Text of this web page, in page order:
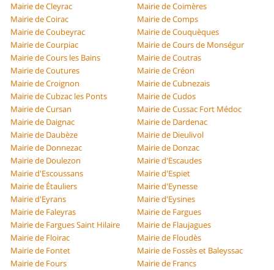
Mairie de Cleyrac
Mairie de Coimères
Mairie de Coirac
Mairie de Comps
Mairie de Coubeyrac
Mairie de Couquèques
Mairie de Courpiac
Mairie de Cours de Monségur
Mairie de Cours les Bains
Mairie de Coutras
Mairie de Coutures
Mairie de Créon
Mairie de Croignon
Mairie de Cubnezais
Mairie de Cubzac les Ponts
Mairie de Cudos
Mairie de Cursan
Mairie de Cussac Fort Médoc
Mairie de Daignac
Mairie de Dardenac
Mairie de Daubèze
Mairie de Dieulivol
Mairie de Donnezac
Mairie de Donzac
Mairie de Doulezon
Mairie d'Escaudes
Mairie d'Escoussans
Mairie d'Espiet
Mairie de Étauliers
Mairie d'Eynesse
Mairie d'Eyrans
Mairie d'Eysines
Mairie de Faleyras
Mairie de Fargues
Mairie de Fargues Saint Hilaire
Mairie de Flaujagues
Mairie de Floirac
Mairie de Floudès
Mairie de Fontet
Mairie de Fossès et Baleyssac
Mairie de Fours
Mairie de Francs